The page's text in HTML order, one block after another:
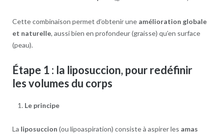
Cette combinaison permet d’obtenir une amélioration globale
et naturelle, aussi bien en profondeur (graisse) qu’en surface
(peau).
Étape 1 : la liposuccion, pour redéfinir
les volumes du corps
Le principe
La liposuccion (ou lipoaspiration) consiste à aspirer les amas